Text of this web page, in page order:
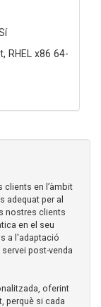
RHEL x86 64-
en l’àmbit
adequat per al
nostres clients
en el seu
a l'adaptació
post-venda
oferint
perquè si cada